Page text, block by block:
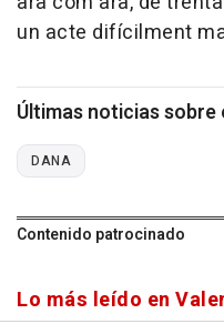
un acte difícilment
Últimas noticias
DANA
Contenido patrocinado
Lo más leído en